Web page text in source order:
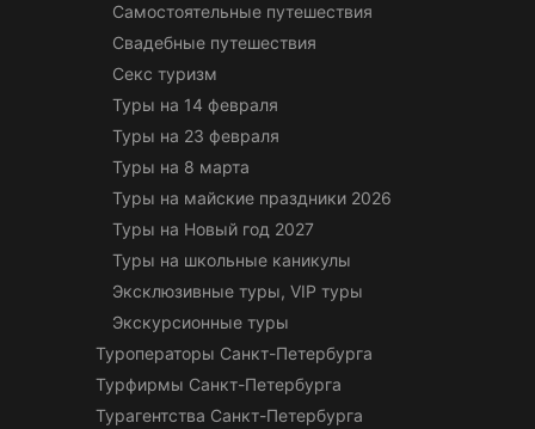
Самостоятельные путешествия
Свадебные путешествия
Секс туризм
Туры на 14 февраля
Туры на 23 февраля
Туры на 8 марта
Туры на майские праздники 2026
Туры на Новый год 2027
Туры на школьные каникулы
Эксклюзивные туры, VIP туры
Экскурсионные туры
Туроператоры Санкт-Петербурга
Турфирмы Санкт-Петербурга
Турагентства Санкт-Петербурга